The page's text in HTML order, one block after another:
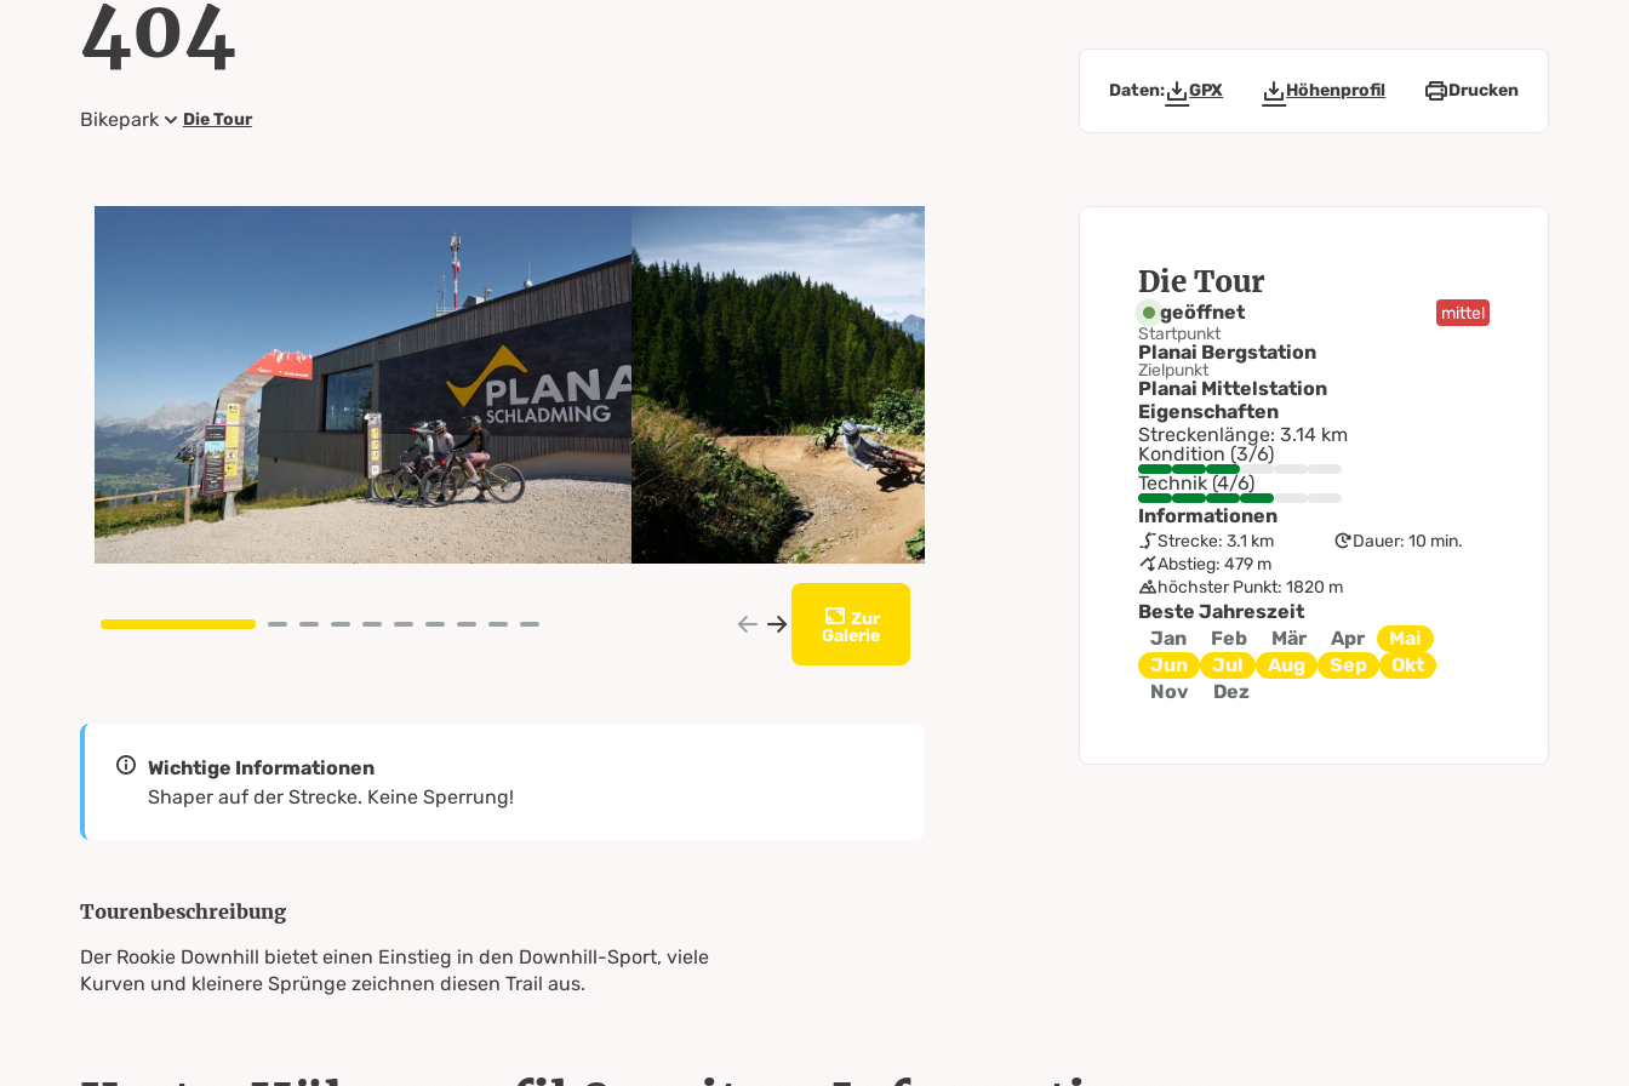
404
Bikepark Die Tour
Daten: GPX Höhenprofil Drucken
Zur
Galerie
Wichtige Informationen
Shaper auf der Strecke. Keine Sperrung!
Tourenbeschreibung
Der Rookie Downhill bietet einen Einstieg in den Downhill-Sport, viele
Kurven und kleinere Sprünge zeichnen diesen Trail aus.
Die Tour
geöffnet
mittel
Startpunkt
Planai Bergstation
Zielpunkt
Planai Mittelstation
Eigenschaften
Streckenlänge: 3.14 km
Kondition (3/6)
Technik (4/6)
Informationen
Strecke: 3.1 km
Dauer: 10 min.
Abstieg: 479 m
höchster Punkt: 1820 m
Beste Jahreszeit
Jan
Feb Mär Apr
Mai
Jun
Jul Aug Sep
Okt
Nov
Dez